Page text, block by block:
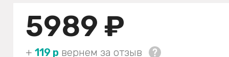
5989 ₽
+ 119 р вернем за отзыв